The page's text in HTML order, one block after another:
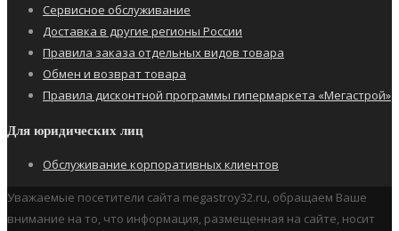
Сервисное обслуживание
Доставка в другие регионы России
Правила заказа отдельных видов товара
Обмен и возврат товара
Правила дисконтной программы гипермаркета «Мегастрой»
Для юридических лиц
Обслуживание корпоративных клиентов
Уважаемые посетители сайта megastroy32.ru, обращаем Ваше
внимание на то, что информация, размещенная на сайте, носит